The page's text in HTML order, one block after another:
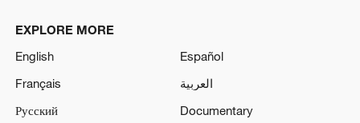
EXPLORE MORE
English
Español
Français
العربية
Русский
Documentary